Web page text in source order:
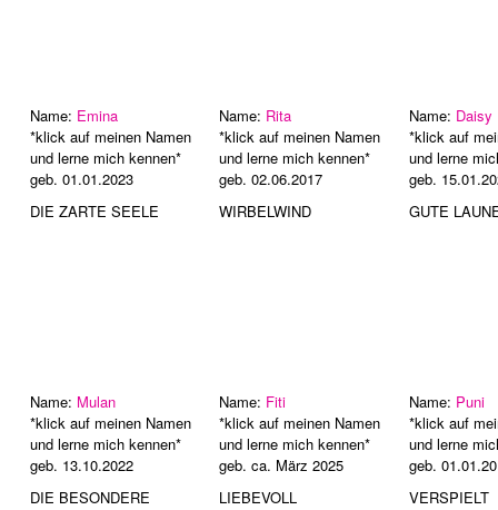
Name: Emina
*klick auf meinen Namen
und lerne mich kennen*
geb. 01.01.2023
Name: Rita
*klick auf meinen Namen
und lerne mich kennen*
geb. 02.06.2017
Name: Daisy
*klick auf
und lerne
geb.
DIE ZARTE SEELE
Name: Mulan
*klick auf meinen Namen
und lerne mich kennen*
geb. 13.10.2022
WIRBELWIND
Name: Fiti
*klick auf meinen Namen
und lerne mich kennen*
geb. ca. März 2025
GUTE
Name: Puni
*klick auf
und lerne
geb.
DIE BESONDERE
LIEBEVOLL VERSPIELT